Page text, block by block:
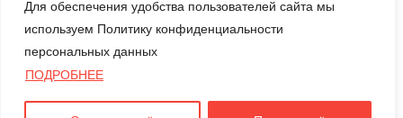
Для обеспечения удобства пользователей сайта мы
используем Политику конфиденциальности
персональных данных
ПОДРОБНЕЕ